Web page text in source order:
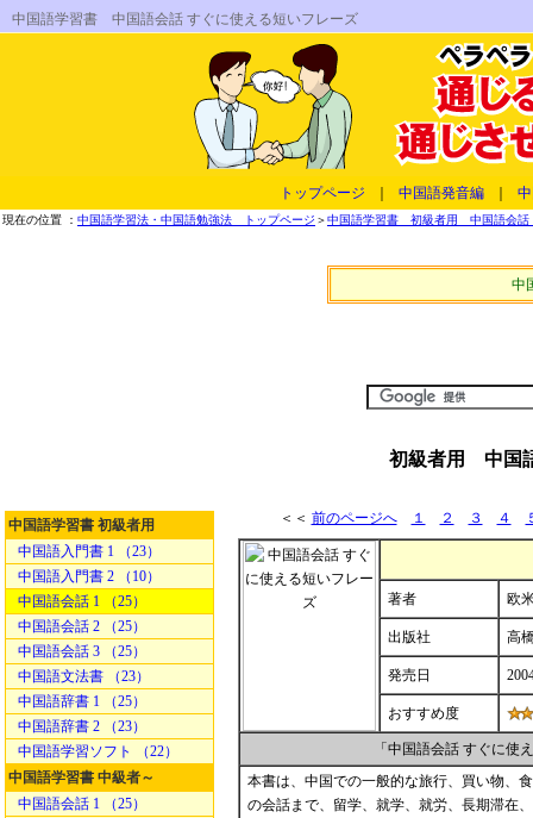
中国語学習書 中国語会話 すぐに使える短いフレーズ
トップページ 中国語発音編
現在の位置 ： 中国語学習法・中国語勉強法 トップページ ＞中国語学習書 初級者用 中国語会話
中
初級者用 中国
中国語学習書 初級者用
中国語入門書 1 （23）
中国語入門書 2 （10）
中国語会話 1 （25）
中国語会話 2 （25）
中国語会話 3 （25）
中国語文法書 （23）
中国語辞書 1 （25）
中国語辞書 2 （23）
中国語学習ソフト （22）
中国語学習書 中級者～
中国語会話 1 （25）
＜＜ 前のページへ １ ２ ３ ４
著者 欧
出版社 高
発売日
おすすめ度
「中国語会話 すぐに
本書は、中国での一般的な旅行、買い物、
の会話まで、留学、就学、就労、長期滞在